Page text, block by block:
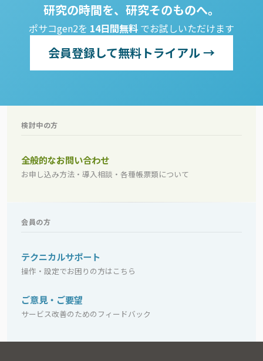
研究の時間を、研究そのものへ。
ポサコgen2を 14日間無料 でお試しいただけます
会員登録して無料トライアル →
検討中の方
全般的なお問い合わせ
お申し込み方法・導入相談・各種帳票類について
会員の方
テクニカルサポート
操作・設定でお困りの方はこちら
ご意見・ご要望
サービス改善のためのフィードバック